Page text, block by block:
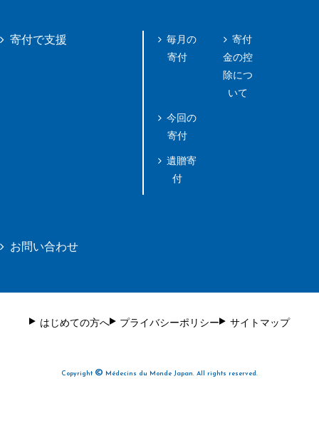
寄付で支援
毎月の
寄付
今回の
寄付
遺贈寄
付
寄付
金の控
除につ
いて
お問い合わせ
はじめての方へ プライバシーポリシー サイトマップ
Copyright © Médecins du Monde Japan. All rights reserved.